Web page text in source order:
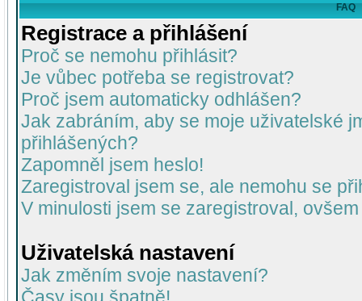
FAQ
Registrace a přihlášení
Proč se nemohu přihlásit?
Je vůbec potřeba se registrovat?
Proč jsem automaticky odhlášen?
Jak zabráním, aby se moje uživatelské
přihlášených?
Zapomněl jsem heslo!
Zaregistroval jsem se, ale nemohu se
V minulosti jsem se zaregistroval,
Uživatelská nastavení
Jak změním svoje nastavení?